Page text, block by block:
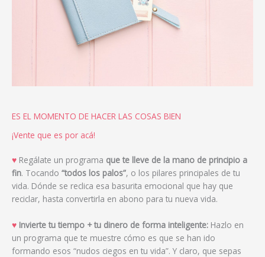
ES EL MOMENTO DE HACER LAS COSAS BIEN
¡Vente que es por acá!
♥ Regálate un programa que te lleve de la mano de principio a
fin. Tocando “todos los palos”, o los pilares principales de tu
vida. Dónde se reclica esa basurita emocional que hay que
reciclar, hasta convertirla en abono para tu nueva vida.
♥ Invierte tu tiempo + tu dinero de forma inteligente: Hazlo en
un programa que te muestre cómo es que se han ido
formando esos “nudos ciegos en tu vida”. Y claro, que sepas